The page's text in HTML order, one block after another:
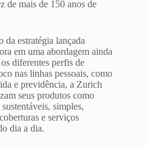
de mais de 150 anos de
da estratégia lançada
em uma abordagem ainda
diferentes perfis de
nas linhas pessoais, como
e previdência, a Zurich
seus produtos como
simples,
e serviços
dia a dia.